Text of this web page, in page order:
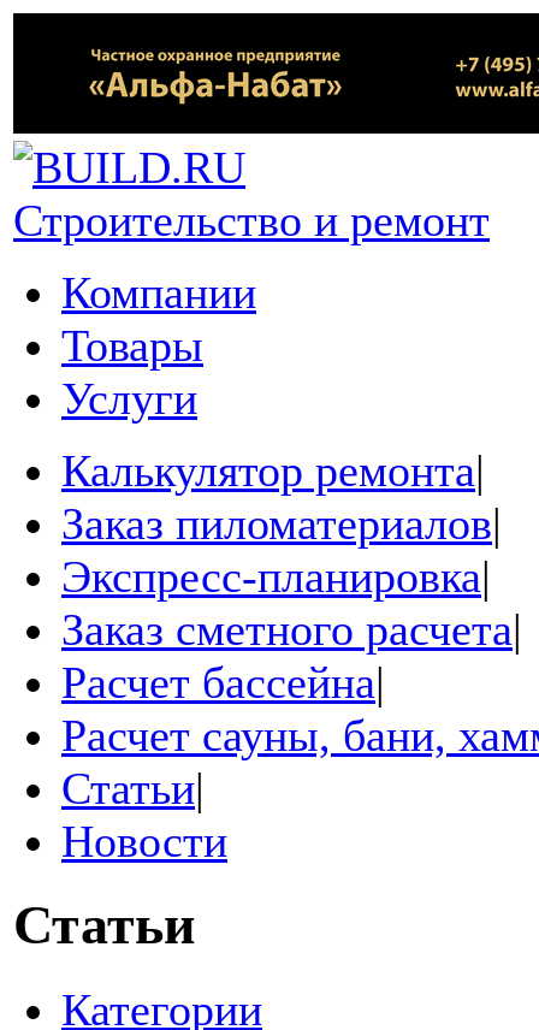
Строительство и ремонт
Компании
Товары
Услуги
Калькулятор ремонта|
Заказ пиломатериалов|
Экспресс-планировка|
Заказ сметного расчета|
Расчет бассейна|
Расчет сауны, бани,
Статьи|
Новости
Статьи
Категории